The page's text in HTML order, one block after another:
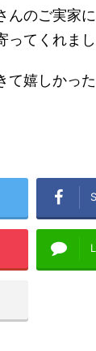
んのご実家
てくれまし
て嬉しかった